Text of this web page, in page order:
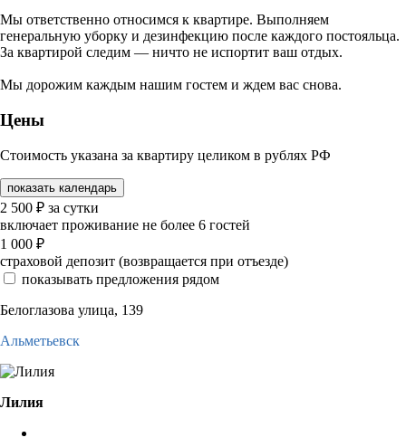
Мы ответственно относимся к квартире. Выполняем
генеральную уборку и дезинфекцию после каждого постояльца.
За квартирой следим — ничто не испортит ваш отдых.
Мы дорожим каждым нашим гостем и ждем вас снова.
Цены
Стоимость указана за квартиру целиком в рублях РФ
показать календарь
2 500 ₽ за сутки
включает проживание не более 6 гостей
1 000 ₽
страховой депозит (возвращается при отъезде)
показывать предложения рядом
Белоглазова улица, 139
Альметьевск
Лилия